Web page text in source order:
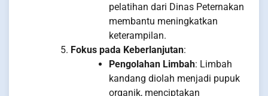
pelatihan dari Dinas Peternakan
membantu meningkatkan
keterampilan.
Fokus pada Keberlanjutan:
Pengolahan Limbah: Limbah
kandang diolah menjadi pupuk
organik, menciptakan